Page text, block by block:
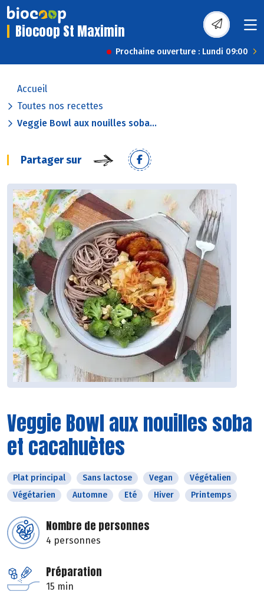
Biocoop St Maximin
Prochaine ouverture : Lundi 09:00
Accueil
Toutes nos recettes
Veggie Bowl aux nouilles soba...
Partager sur
Veggie Bowl aux nouilles soba
et cacahuètes
Plat principal Sans lactose Vegan
Végétalien
Végétarien
Automne Eté Hiver Printemps
Nombre de personnes
4 personnes
Préparation
15 min